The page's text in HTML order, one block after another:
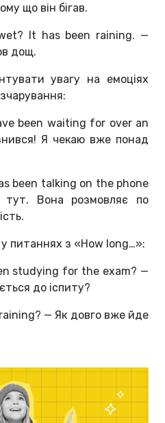
що він бігав.
It has been raining. —
дощ.
увагу на емоціях
been waiting for over an
Я чекаю вже понад
been talking on the phone
Вона розмовляє по
питаннях з «How long…»:
studying for the exam? —
до іспиту?
— Як довго вже йде